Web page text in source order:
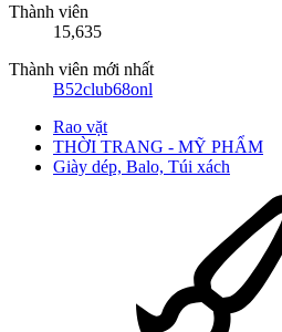
Thành viên
15,635
Thành viên mới nhất
B52club68onl
Rao vặt
THỜI TRANG - MỸ PHẨM
Giày dép, Balo, Túi xách